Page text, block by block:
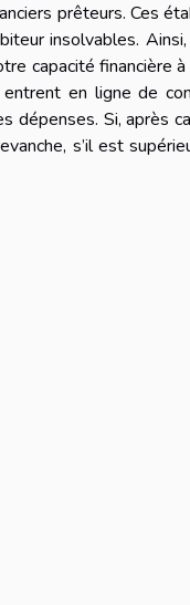
prêteurs. Ces
insolvables.
capacité
en ligne de
dépenses. Si, après
s’il est